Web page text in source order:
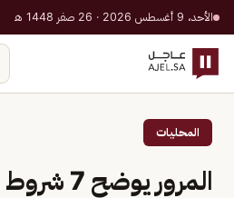
الأحد، 9 أغسطس 2026 · 26 صفر 1448 هـ
المحليات
المرور